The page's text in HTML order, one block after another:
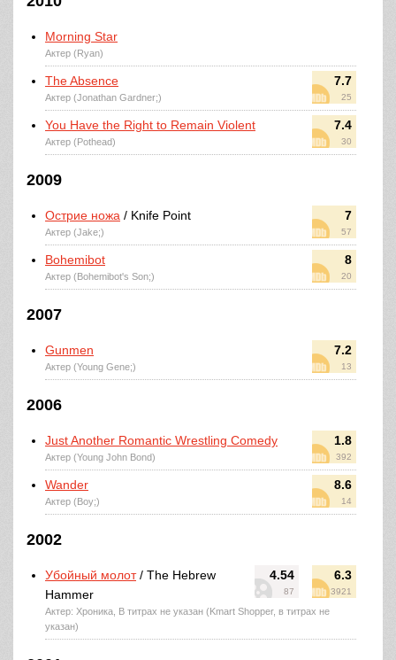
Morning Star
Актер (Ryan)
7.7
25
The Absence
Актер (Jonathan Gardner;)
7.4
30
You Have the Right to Remain Violent
Актер (Pothead)
2009
7
57
Острие ножа / Knife Point
Актер (Jake;)
8
20
Bohemibot
Актер (Bohemibot's Son;)
2007
7.2
13
Gunmen
Актер (Young Gene;)
2006
1.8
392
Just Another Romantic Wrestling Comedy
Актер (Young John Bond)
8.6
14
Wander
Актер (Boy;)
2002
4.54
87
6.3
3921
Убойный молот/ The Hebrew
Hammer
Актер: Хроника, В титрах не указан (Kmart Shopper, в титрах не
указан)